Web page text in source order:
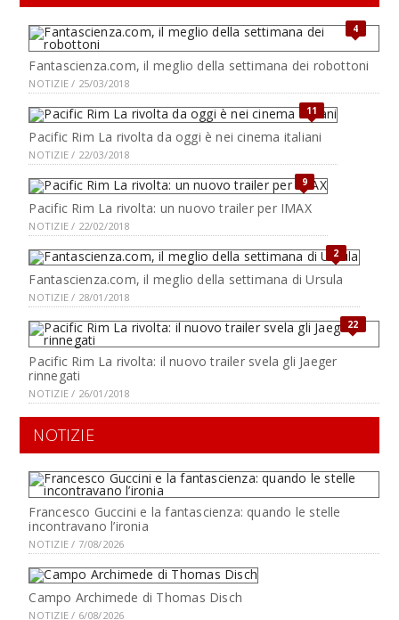
4
Fantascienza.com, il meglio della settimana dei robottoni
NOTIZIE / 25/03/2018
11
Pacific Rim La rivolta da oggi è nei cinema italiani
NOTIZIE / 22/03/2018
9
Pacific Rim La rivolta: un nuovo trailer per IMAX
NOTIZIE / 22/02/2018
2
Fantascienza.com, il meglio della settimana di Ursula
NOTIZIE / 28/01/2018
22
Pacific Rim La rivolta: il nuovo trailer svela gli Jaeger
rinnegati
NOTIZIE / 26/01/2018
NOTIZIE
Francesco Guccini e la fantascienza: quando le stelle
incontravano l’ironia
NOTIZIE / 7/08/2026
Campo Archimede di Thomas Disch
NOTIZIE / 6/08/2026